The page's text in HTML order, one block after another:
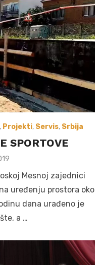
, Projekti, Servis, Srbija
SPORTOVE
Mesnoj zajednici
uređenju prostora oko
dana urađeno je
a …